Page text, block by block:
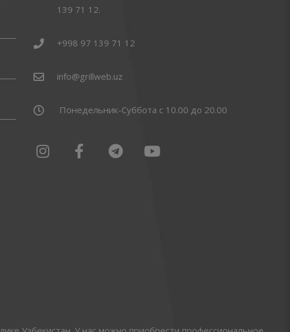
139 71 12.
+998 97 139 71 12
info@grillweb.uz
Понедельник-Суббота с 10.00 до 20.00